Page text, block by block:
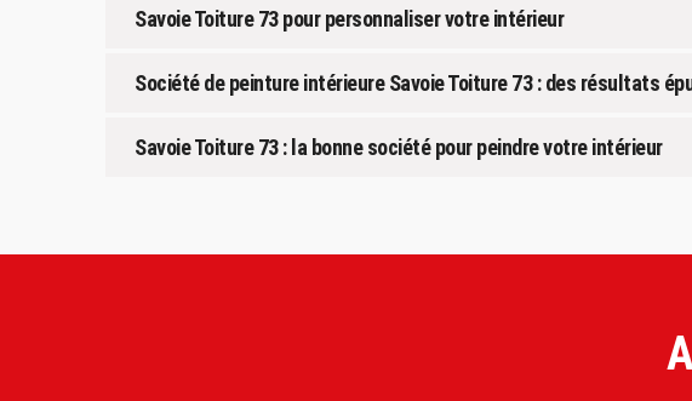
Savoie Toiture 73 pour personnaliser votre intérieur
Société de peinture intérieure Savoie Toiture 73 : des résultats
Savoie Toiture 73 : la bonne société pour peindre votre intérieur